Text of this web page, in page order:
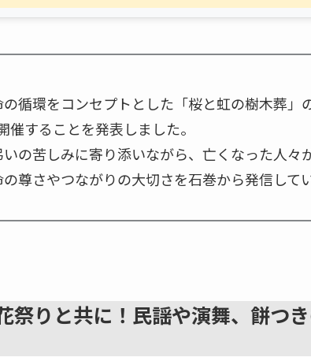
循環をコンセプトとした「桜と虹の樹木葬」
することを発表しました。
の苦しみに寄り添いながら、亡くなった人々
尊さやつながりの大切さを石巻から発信してい
祭りと共に！民謡や演舞、餅つ